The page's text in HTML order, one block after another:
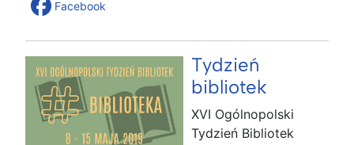
Facebook
Tydzień
bibliotek
XVI Ogólnopolski
Tydzień Bibliotek